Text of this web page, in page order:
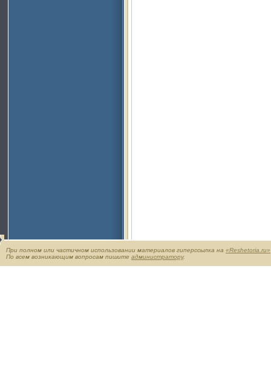
При полном или частичном использовании материалов гиперссылка на «Reshetoria.ru»
По всем возникающим вопросам пишите администратору.